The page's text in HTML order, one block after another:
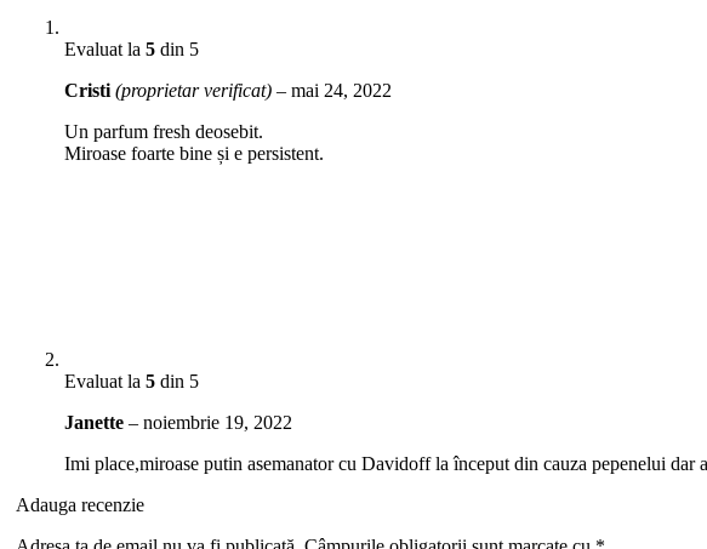
Evaluat la 5 din 5
Cristi (proprietar verificat) – mai 24, 2022
Un parfum fresh deosebit.
Miroase foarte bine și e persistent.
Evaluat la 5 din 5
Janette – noiembrie 19, 2022
Imi place,miroase putin asemanator cu Davidoff la început din cauza pepenelui dar
Adauga recenzie